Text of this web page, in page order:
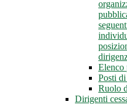
Elenco
Posti
Ruolo
Dirigenti